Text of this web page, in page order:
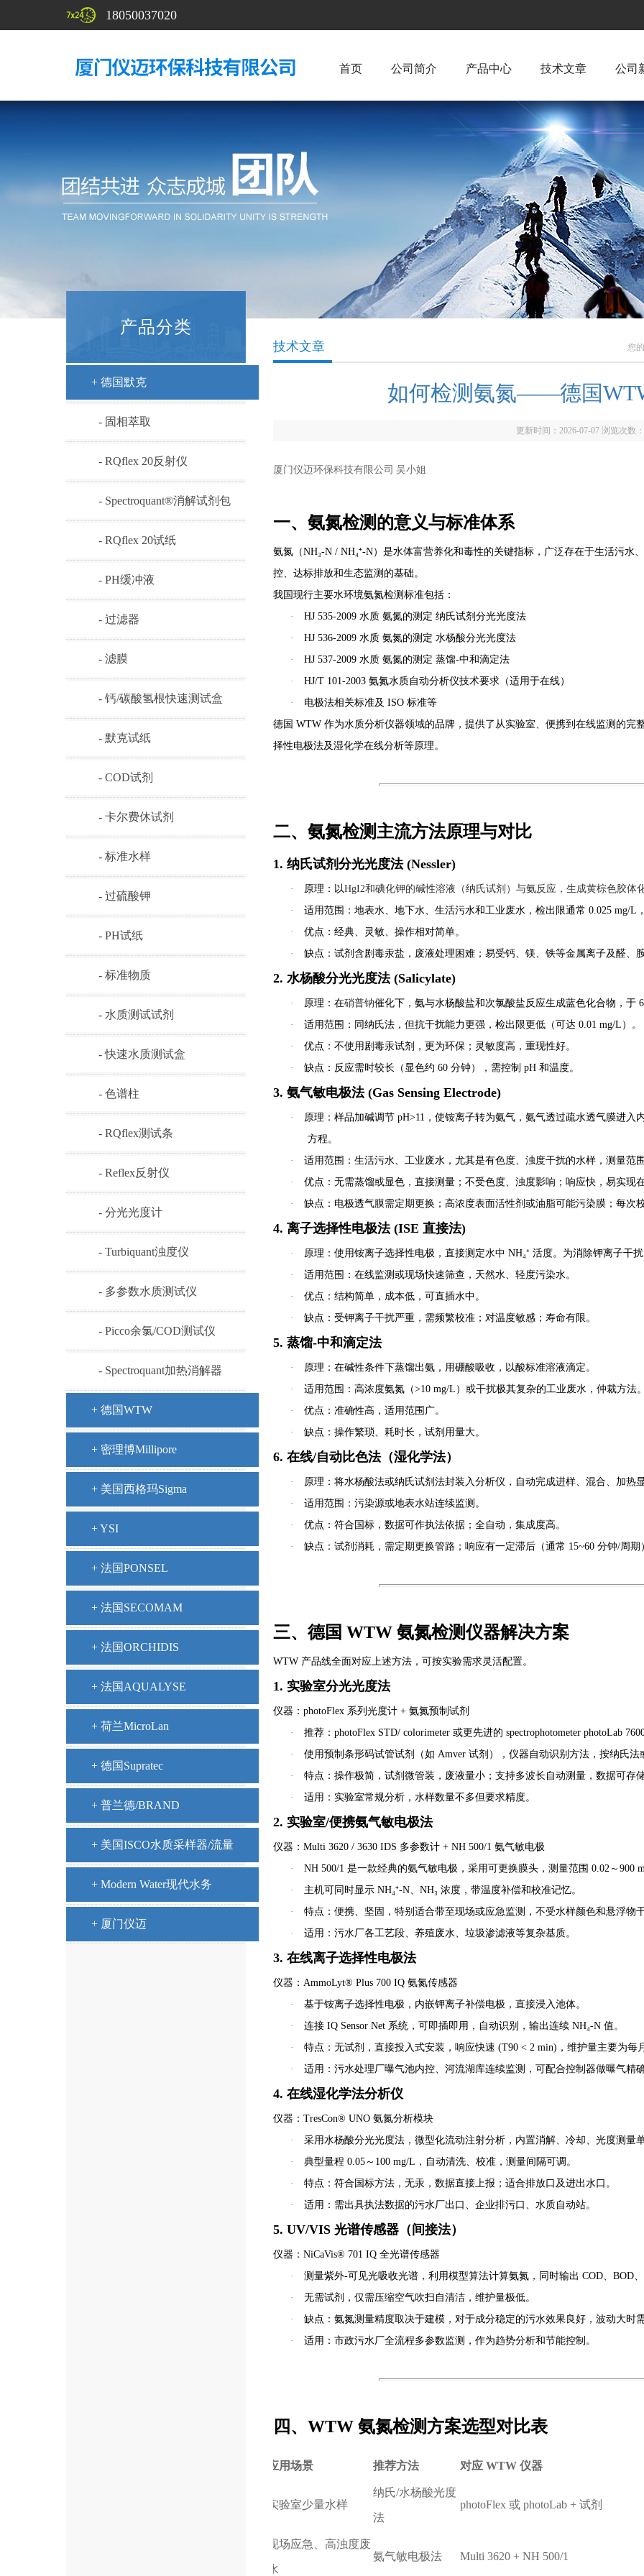
18050037020
首页 公司简介 产品中心 技术文章 公司
产品分类
+ 德国默克
- 固相萃取
- RQflex 20反射仪
- Spectroquant®消解试剂包
- RQflex 20试纸
- PH缓冲液
- 过滤器
- 滤膜
- 钙/碳酸氢根快速测试盒
- 默克试纸
- COD试剂
- 卡尔费休试剂
- 标准水样
- 过硫酸钾
- PH试纸
- 标准物质
- 水质测试试剂
- 快速水质测试盒
- 色谱柱
- RQflex测试条
- Reflex反射仪
- 分光光度计
- Turbiquant浊度仪
- 多参数水质测试仪
- Picco余氯/COD测试仪
- Spectroquant加热消解器
+ 德国WTW
+ 密理博Millipore
+ 美国西格玛Sigma
+ YSI
+ 法国PONSEL
+ 法国SECOMAM
+ 法国ORCHIDIS
+ 法国AQUALYSE
+ 荷兰MicroLan
+ 德国Supratec
+ 普兰德/BRAND
+ 美国ISCO水质采样器/流量
计
+ Modern Water现代水务
+ 厦门仪迈
您
技术文章
如何检测氨氮——德国
更新时间：2026-07-07 浏览次数：
厦门仪迈环保科技有限公司 吴小姐
一、氨氮检测的意义与标准体系
氨氮（NH₃-N / NH₄⁺-N）是水体富营养化和毒性的关键指标，广泛存在于生活污水
控、达标排放和生态监测的基础。
我国现行主要水环境氨氮检测标准包括：
·
HJ 535-2009 水质 氨氮的测定 纳氏试剂分光光度法
·
HJ 536-2009 水质 氨氮的测定 水杨酸分光光度法
·
HJ 537-2009 水质 氨氮的测定 蒸馏-中和滴定法
·
HJ/T 101-2003 氨氮水质自动分析仪技术要求（适用于在线）
·
电极法相关标准及 ISO 标准等
德国 WTW 作为水质分析仪器领域的品牌，提供了从实验室、便携到在线监测的
择性电极法及湿化学在线分析等原理。
二、氨氮检测主流方法原理与对比
1. 纳氏试剂分光光度法 (Nessler)
· 原理 ：以HgI2和碘化钾的碱性溶液（纳氏试剂）与氨反应，生成黄棕色胶体
·
适用范围 ：地表水、地下水、生活污水和工业废水，检出限通常 0.025 mg/L
·
优点 ：经典、灵敏、操作相对简单。
·
缺点 ：试剂含剧毒汞盐，废液处理困难；易受钙、镁、铁等金属离子及醛、
2. 水杨酸分光光度法 (Salicylate)
· 原理 ：在硝普钠催化下，氨与水杨酸盐和次氯酸盐反应生成蓝色化合物，于
·
适用范围 ：同纳氏法，但抗干扰能力更强，检出限更低（可达 0.01 mg/L）。
·
优点 ：不使用剧毒汞试剂，更为环保；灵敏度高，重现性好。
·
缺点 ：反应需时较长（显色约 60 分钟），需控制 pH 和温度。
3. 氨气敏电极法 (Gas Sensing Electrode)
· 原理 ：样品加碱调节 pH>11，使铵离子转为氨气，氨气透过疏水透气膜进
方程。
·
适用范围 ：生活污水、工业废水，尤其是有色度、浊度干扰的水样，测量范
·
优点 ：无需蒸馏或显色，直接测量；不受色度、浊度影响；响应快，易实现在
·
缺点 ：电极透气膜需定期更换；高浓度表面活性剂或油脂可能污染膜；每次
4. 离子选择性电极法 (ISE 直接法)
· 原理 ：使用铵离子选择性电极，直接测定水中 NH₄⁺ 活度。为消除钾离子干
·
适用范围 ：在线监测或现场快速筛查，天然水、轻度污染水。
·
优点 ：结构简单，成本低，可直插水中。
·
缺点 ：受钾离子干扰严重，需频繁校准；对温度敏感；寿命有限。
5. 蒸馏-中和滴定法
· 原理 ：在碱性条件下蒸馏出氨，用硼酸吸收，以酸标准溶液滴定。
·
适用范围 ：高浓度氨氮（>10 mg/L）或干扰极其复杂的工业废水，仲裁方法。
·
优点 ：准确性高，适用范围广。
·
缺点 ：操作繁琐、耗时长，试剂用量大。
6. 在线/自动比色法（湿化学法）
· 原理 ：将水杨酸法或纳氏试剂法封装入分析仪，自动完成进样、混合、加热
·
适用范围 ：污染源或地表水站连续监测。
·
优点 ：符合国标，数据可作执法依据；全自动，集成度高。
·
缺点 ：试剂消耗，需定期更换管路；响应有一定滞后（通常 15~60 分钟/周期
三、德国 WTW 氨氮检测仪器解决方案
WTW 产品线全面对应上述方法，可按实验需求灵活配置。
1. 实验室分光光度法
仪器：photoFlex 系列光度计 + 氨氮预制试剂
·
推荐： photoFlex STD/ colorimeter 或更先进的 spectrophotometer photoLab
·
使用预制条形码试管试剂（如 Amver 试剂），仪器自动识别方法，按纳氏法
·
特点：操作极简，试剂微管装，废液量小；支持多波长自动测量，数据可存储
·
适用：实验室常规分析，水样数量不多但要求精度。
2. 实验室/便携氨气敏电极法
仪器：Multi 3620 / 3630 IDS 多参数计 + NH 500/1 氨气敏电极
·
NH 500/1 是一款经典的氨气敏电极，采用可更换膜头，测量范围 0.02～900
·
主机可同时显示 NH₄⁺-N、NH₃ 浓度，带温度补偿和校准记忆。
·
特点：便携、坚固，特别适合带至现场或应急监测，不受水样颜色和悬浮物干
·
适用：污水厂各工艺段、养殖废水、垃圾渗滤液等复杂基质。
3. 在线离子选择性电极法
仪器：AmmoLyt® Plus 700 IQ 氨氮传感器
·
基于铵离子选择性电极，内嵌钾离子补偿电极，直接浸入池体。
·
连接 IQ Sensor Net 系统，可即插即用，自动识别，输出连续 NH₄-N 值。
·
特点：无试剂，直接投入式安装，响应快速 (T90 < 2 min)，维护量主要为每
·
适用：污水处理厂曝气池内控、河流湖库连续监测，可配合控制器做曝气精确
4. 在线湿化学法分析仪
仪器：TresCon® UNO 氨氮分析模块
·
采用水杨酸分光光度法，微型化流动注射分析，内置消解、冷却、光度测量单
·
典型量程 0.05～100 mg/L，自动清洗、校准，测量间隔可调。
·
特点：符合国标方法，无汞，数据直接上报；适合排放口及进出水口。
·
适用：需出具执法数据的污水厂出口、企业排污口、水质自动站。
5. UV/VIS 光谱传感器（间接法）
仪器：NiCaVis® 701 IQ 全光谱传感器
·
测量紫外-可见光吸收光谱，利用模型算法计算氨氮，同时输出 COD、BOD、
·
无需试剂，仅需压缩空气吹扫自清洁，维护量极低。
·
缺点：氨氮测量精度取决于建模，对于成分稳定的污水效果良好，波动大时
·
适用：市政污水厂全流程多参数监测，作为趋势分析和节能控制。
四、WTW 氨氮检测方案选型对比表
应用场景 推荐方法 对应 WTW 仪器
实验室少量水样
纳氏/水杨酸光度
法
photoFlex 或 photoLab + 试剂
现场应急、高浊度废
水
氨气敏电极法 Multi 3620 + NH 500/1